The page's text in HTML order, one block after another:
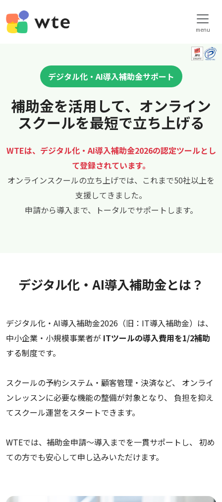
menu
デジタル化・AI導入補助金サポート
補助金を活用して、オンライン
スクールを最短で立ち上げる
WTEは、デジタル化・AI導入補助金2026の認定ツールとし
て登録されています。
オンラインスクールの立ち上げでは、これまで50社以上を
支援してきました。
申請から導入まで、トータルでサポートします。
デジタル化・AI導入補助金とは？
デジタル化・AI導入補助金2026（旧：IT導入補助金）は、
中小企業・小規模事業者が ITツールの導入費用を1/2補助
する制度です。
スクールの予約システム・顧客管理・決済など、 オンライ
ンレッスンに必要な機能の整備が対象となり、 負担を抑え
てスクール運営をスタートできます。
WTEでは、補助金申請〜導入までを一貫サポートし、 初め
ての方でも安心して申し込みいただけます。